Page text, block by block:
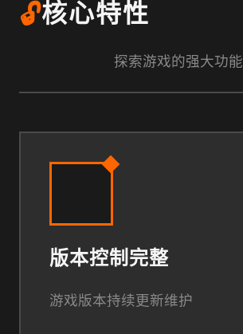
🔓核心特性
探索游戏的强大功能
版本控制完整
游戏版本持续更新维护